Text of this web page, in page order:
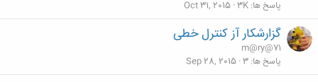
پاسخ ها 3K
Oct 31, 2015
گزارشکار آز کنترل خطی
m@ry@71
پاسخ ها 3
Sep 28, 2015